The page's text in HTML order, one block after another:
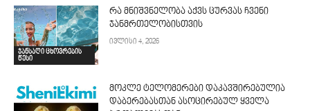
ჯანსაღი ცხოვრების
წესი
რა მნიშვნელობა აქვს ცურვას ჩვენი
ჯანმრთელობისთვის
ივლისი 4, 2026
მოკლე ტელომერები დაკავშირებულია
დაბერებასთან ასოცირებულ ყველა